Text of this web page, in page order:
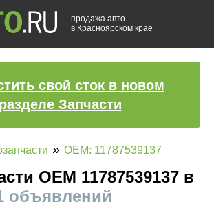
продажа авто
в Красноярском крае
свой сток в новом
разделе Запчасти
» OEM: 11787539137
ОЕМ 11787539137 в
объявлений